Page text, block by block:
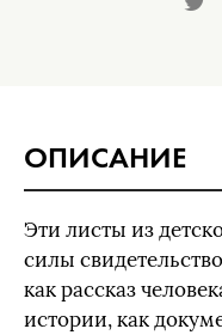
ОПИСАНИЕ
Эти листы из
силы
как рассказ
истории, как